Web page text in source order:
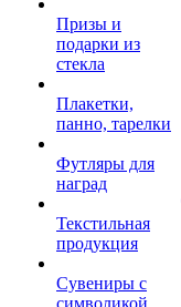
Призы и
подарки из
стекла
Плакетки,
панно, тарелки
Футляры для
наград
Текстильная
продукция
Сувениры с
символикой